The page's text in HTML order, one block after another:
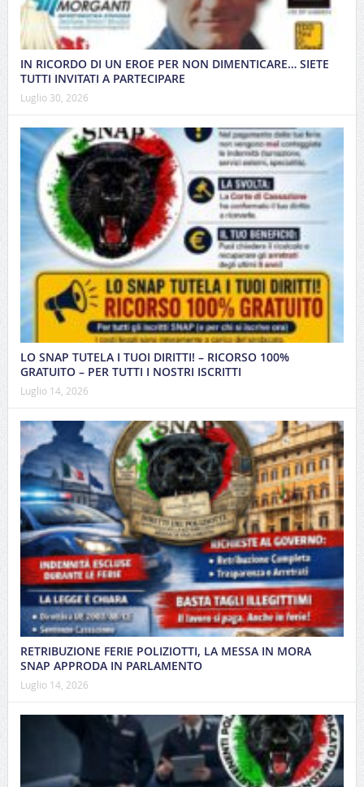
IN RICORDO DI UN EROE PER NON DIMENTICARE… SIETE
TUTTI INVITATI A PARTECIPARE
Luglio 30, 2026
LO SNAP TUTELA I TUOI DIRITTI! – RICORSO 100%
GRATUITO – PER TUTTI I NOSTRI ISCRITTI
Luglio 14, 2026
RETRIBUZIONE FERIE POLIZIOTTI, LA MESSA IN MORA
SNAP APPRODA IN PARLAMENTO
Luglio 14, 2026